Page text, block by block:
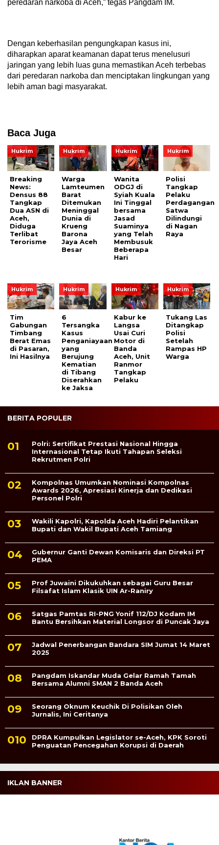
peredaran narkoba di Aceh,” tegas Pangdam IM.
Dengan keberhasilan pengungkapan kasus ini,
diharapkan aparat keamanan dapat terus menelusuri
jaringan yang lebih luas guna memastikan Aceh terbebas
dari peredaran narkoba dan menciptakan lingkungan yang
lebih aman bagi masyarakat.
Baca Juga
Hukrim
Breaking
News:
Densus 88
Tangkap
Dua ASN di
Aceh,
Diduga
Terlibat
Terorisme
Hukrim
Warga
Lamteumen
Barat
Ditemukan
Meninggal
Dunia di
Krueng
Barona
Jaya Aceh
Besar
Hukrim
Wanita
ODGJ di
Syiah Kuala
Ini Tinggal
bersama
Jasad
Suaminya
yang Telah
Membusuk
Beberapa
Hari
Hukrim
Polisi
Tangkap
Pelaku
Perdagangan
Satwa
Dilindungi
di Nagan
Raya
Hukrim
Tim
Gabungan
Timbang
Berat Emas
di Pasaran,
Ini Hasilnya
Hukrim
6
Tersangka
Kasus
Penganiayaan
yang
Berujung
Kematian
di Tibang
Diserahkan
ke Jaksa
Hukrim
Kabur ke
Langsa
Usai Curi
Motor di
Banda
Aceh, Unit
Ranmor
Tangkap
Pelaku
Hukrim
Tukang Las
Ditangkap
Polisi
Setelah
Rampas HP
Warga
BERITA POPULER
Polri: Sertifikat Prestasi Nasional Hingga
Internasional Tetap Ikuti Tahapan Seleksi
Rekrutmen Polri
Kompolnas Umumkan Nominasi Kompolnas
Awards 2026, Apresiasi Kinerja dan Dedikasi
Personel Polri
Wakili Kapolri, Kapolda Aceh Hadiri Pelantikan
Bupati dan Wakil Bupati Aceh Tamiang
Gubernur Ganti Dewan Komisaris dan Direksi PT
PEMA
Prof Juwaini Dikukuhkan sebagai Guru Besar
Filsafat Islam Klasik UIN Ar-Raniry
Satgas Pamtas RI-PNG Yonif 112/DJ Kodam IM
Bantu Bersihkan Material Longsor di Puncak Jaya
Jadwal Penerbangan Bandara SIM Jumat 14 Maret
2025
Pangdam Iskandar Muda Gelar Ramah Tamah
Bersama Alumni SMAN 2 Banda Aceh
Seorang Oknum Keuchik Di Polisikan Oleh
Jurnalis, Ini Ceritanya
DPRA Kumpulkan Legislator se-Aceh, KPK Soroti
Penguatan Pencegahan Korupsi di Daerah
IKLAN BANNER